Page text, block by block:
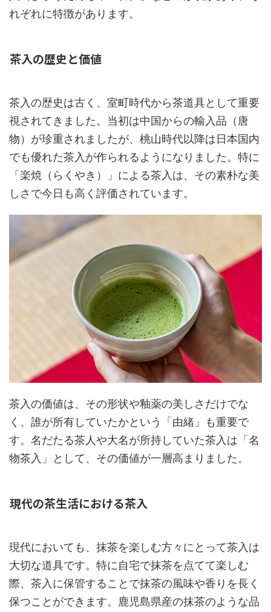
れぞれに特徴があります。
茶入の歴史と価値
茶入の歴史は古く、室町時代から茶道具として重要
視されてきました。当初は中国からの輸入品（唐
物）が珍重されましたが、桃山時代以降は日本国内
でも優れた茶入が作られるようになりました。特に
「楽焼（らくやき）」による茶入は、その素朴な美
しさで今日も高く評価されています。
茶入の価値は、その形状や釉薬の美しさだけでな
く、誰が所有していたかという「由緒」も重要で
す。名だたる茶人や大名が所持していた茶入は「名
物茶入」として、その価値が一層高まりました。
現代の茶生活における茶入
現代においても、抹茶を楽しむ方々にとって茶入は
大切な道具です。特に自宅で抹茶を点てて楽しむ
際、茶入に保管することで抹茶の風味や香りを長く
保つことができます。鹿児島県産の抹茶のような品